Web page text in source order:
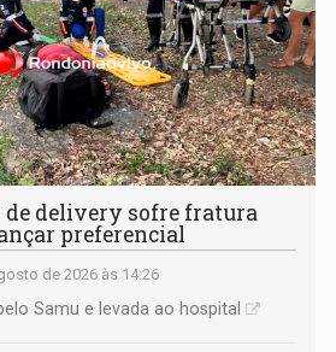
de delivery sofre fratura
preferencial
de 2026 às 14:26
Samu e levada ao hospital